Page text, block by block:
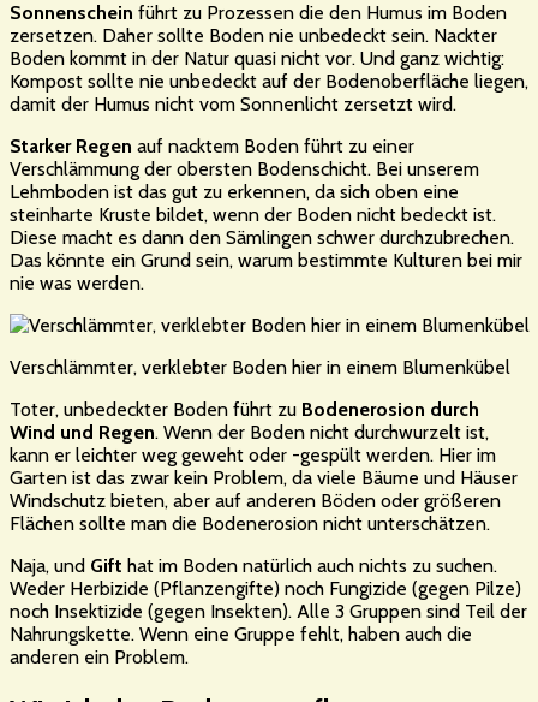
Sonnenschein führt zu Prozessen die den Humus im Boden
zersetzen. Daher sollte Boden nie unbedeckt sein. Nackter
Boden kommt in der Natur quasi nicht vor. Und ganz wichtig:
Kompost sollte nie unbedeckt auf der Bodenoberfläche liegen,
damit der Humus nicht vom Sonnenlicht zersetzt wird.
Starker Regen auf nacktem Boden führt zu einer
Verschlämmung der obersten Bodenschicht. Bei unserem
Lehmboden ist das gut zu erkennen, da sich oben eine
steinharte Kruste bildet, wenn der Boden nicht bedeckt ist.
Diese macht es dann den Sämlingen schwer durchzubrechen.
Das könnte ein Grund sein, warum bestimmte Kulturen bei mir
nie was werden.
Verschlämmter, verklebter Boden hier in einem Blumenkübel
Toter, unbedeckter Boden führt zu Bodenerosion durch
Wind und Regen. Wenn der Boden nicht durchwurzelt ist,
kann er leichter weg geweht oder -gespült werden. Hier im
Garten ist das zwar kein Problem, da viele Bäume und Häuser
Windschutz bieten, aber auf anderen Böden oder größeren
Flächen sollte man die Bodenerosion nicht unterschätzen.
Naja, und Gift hat im Boden natürlich auch nichts zu suchen.
Weder Herbizide (Pflanzengifte) noch Fungizide (gegen Pilze)
noch Insektizide (gegen Insekten). Alle 3 Gruppen sind Teil der
Nahrungskette. Wenn eine Gruppe fehlt, haben auch die
anderen ein Problem.